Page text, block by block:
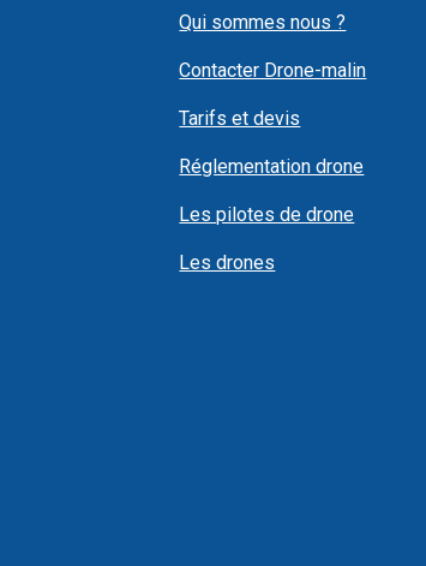
Qui sommes nous ?
Contacter Drone-malin
Tarifs et devis
Réglementation drone
Les pilotes de drone
Les drones